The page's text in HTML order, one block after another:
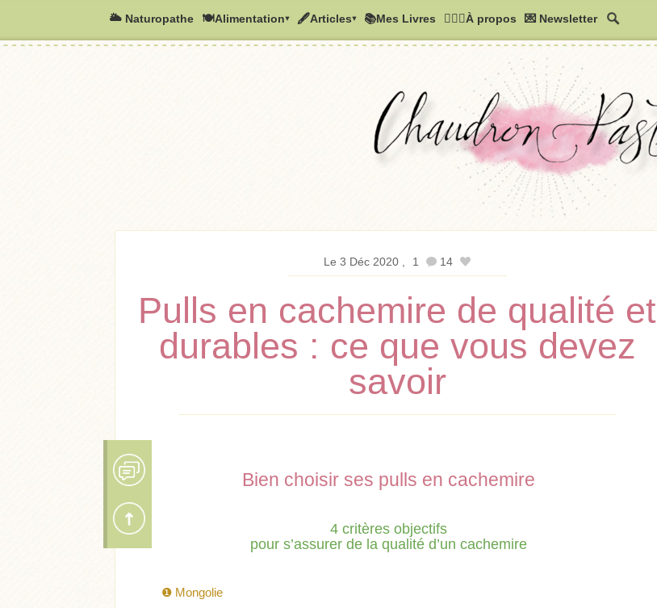
🌥️ Naturopathe 🍽Alimentation▾ 🖋Articles▾ 📚Mes Livres 🧚🏻‍♂️À propos 💌 Newsletter
Le 3 Déc 2020 1 14
Pulls en cachemire de qualité et
durables : ce que vous devez
savoir
Bien choisir ses pulls en cachemire
4 critères objectifs
pour s’assurer de la qualité d’un cachemire
❶ Mongolie